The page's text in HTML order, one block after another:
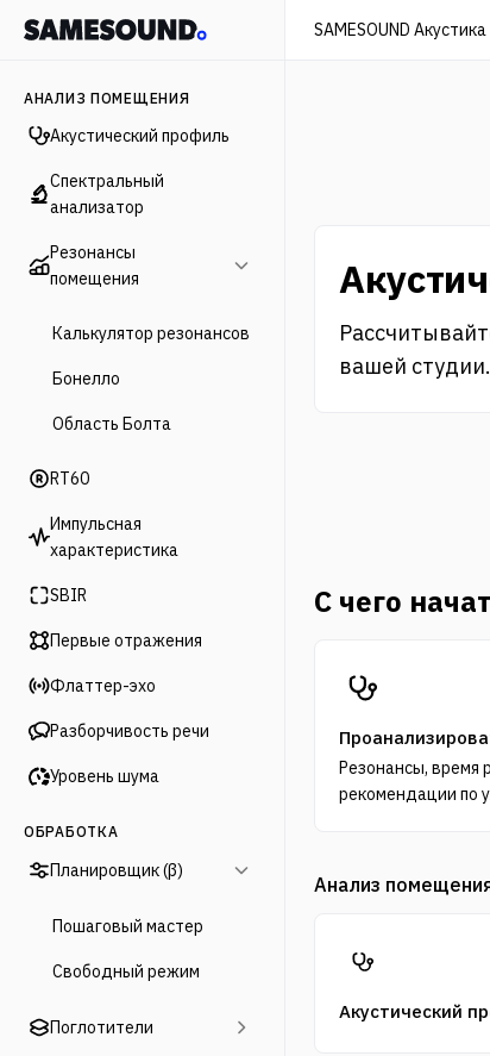
АНАЛИЗ ПОМЕЩЕНИЯ
Акустический профиль
Спектральный
анализатор
Резонансы
помещения
Калькулятор резонансов
Бонелло
Область Болта
RT60
Импульсная
характеристика
SBIR
Первые отражения
Флаттер-эхо
Разборчивость речи
Уровень шума
ОБРАБОТКА
Планировщик (β)
Пошаговый мастер
Свободный режим
Поглотители
SAMESOUND Акустика
вашей студии.
С чего
Резонансы, время
рекомендации по
Анализ
Акустический